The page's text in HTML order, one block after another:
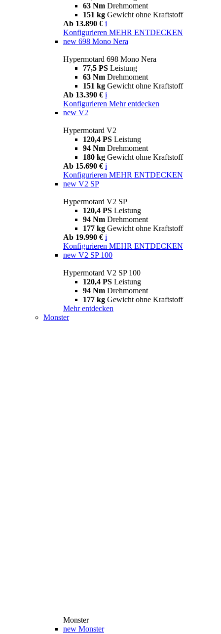
63 Nm Drehmoment
151 kg Gewicht ohne Kraftstoff
Ab 13.890 € i
Konfigurieren MEHR ENTDECKEN
new 698 Mono Nera
Hypermotard 698 Mono Nera
77,5 PS Leistung
63 Nm Drehmoment
151 kg Gewicht ohne Kraftstoff
Ab 13.390 € i
Konfigurieren Mehr entdecken
new V2
Hypermotard V2
120,4 PS Leistung
94 Nm Drehmoment
180 kg Gewicht ohne Kraftstoff
Ab 15.690 € i
Konfigurieren MEHR ENTDECKEN
new V2 SP
Hypermotard V2 SP
120,4 PS Leistung
94 Nm Drehmoment
177 kg Gewicht ohne Kraftstoff
Ab 19.990 € i
Konfigurieren MEHR ENTDECKEN
new V2 SP 100
Hypermotard V2 SP 100
120,4 PS Leistung
94 Nm Drehmoment
177 kg Gewicht ohne Kraftstoff
Mehr entdecken
Monster
Monster
new Monster